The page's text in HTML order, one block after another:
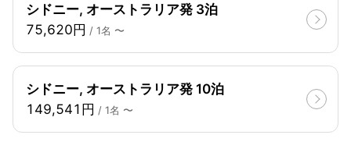
シドニー, オーストラリア発 3泊
75,620円 / 1名 〜
シドニー, オーストラリア発 10泊
149,541円 / 1名 〜